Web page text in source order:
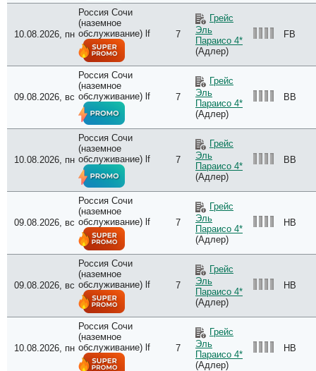
10.08.2026, пн
Россия Сочи
(наземное
обслуживание) lf
7
Грейс
Эль
Параисо 4*
(Адлер)
FB
09.08.2026, вс
Россия Сочи
(наземное
обслуживание) lf
7
Грейс
Эль
Параисо 4*
(Адлер)
BB
10.08.2026, пн
Россия Сочи
(наземное
обслуживание) lf
7
Грейс
Эль
Параисо 4*
(Адлер)
BB
09.08.2026, вс
Россия Сочи
(наземное
обслуживание) lf
7
Грейс
Эль
Параисо 4*
(Адлер)
HB
09.08.2026, вс
Россия Сочи
(наземное
обслуживание) lf
7
Грейс
Эль
Параисо 4*
(Адлер)
HB
10.08.2026, пн
Россия Сочи
(наземное
обслуживание) lf
7
Грейс
Эль
Параисо 4*
(Адлер)
HB